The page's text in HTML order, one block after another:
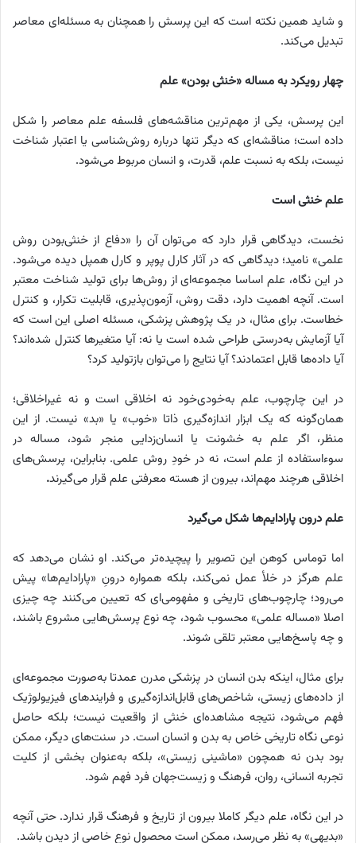
و شاید همین نکته است که این پرسش را همچنان به مسئله‌ای معاصر
تبدیل می‌کند.
چهار رویکرد به مساله «خنثی بودن» علم
این پرسش، یکی از مهم‌ترین مناقشه‌های فلسفه علم معاصر را شکل
داده است؛ مناقشه‌ای که دیگر تنها درباره روش‌شناسی یا اعتبار شناخت
نیست، بلکه به نسبت علم، قدرت، و انسان مربوط می‌شود.
علم خنثی است
نخست، دیدگاهی قرار دارد که می‌توان آن را «دفاع از خنثی‌بودن روش
علمی» نامید؛ دیدگاهی که در آثار کارل پوپر و کارل همپل دیده می‌شود.
در این نگاه، علم اساسا مجموعه‌ای از روش‌ها برای تولید شناخت معتبر
است. آنچه اهمیت دارد، دقت روش، آزمون‌پذیری، قابلیت تکرار، و کنترل
خطاست. برای مثال، در یک پژوهش پزشکی، مسئله اصلی این است که
آیا آزمایش به‌درستی طراحی شده است یا نه: آیا متغیرها کنترل شده‌اند؟
آیا داده‌ها قابل اعتمادند؟ آیا نتایج را می‌توان بازتولید کرد؟
در این چارچوب، علم به‌خودی‌خود نه اخلاقی است و نه غیراخلاقی؛
همان‌گونه که یک ابزار اندازه‌گیری ذاتا «خوب» یا «بد» نیست. از این
منظر، اگر علم به خشونت یا انسان‌زدایی منجر شود، مساله در
سوءاستفاده از علم است، نه در خودِ روش علمی. بنابراین، پرسش‌های
اخلاقی هرچند مهم‌اند، بیرون از هسته معرفتی علم قرار می‌گیرند.
علم درون پارادایم‌ها شکل می‌گیرد
اما توماس کوهن این تصویر را پیچیده‌تر می‌کند. او نشان می‌دهد که
علم هرگز در خلأ عمل نمی‌کند، بلکه همواره درونِ «پارادایم‌ها» پیش
می‌رود؛ چارچوب‌های تاریخی و مفهومی‌ای که تعیین می‌کنند چه چیزی
اصلا «مساله علمی» محسوب شود، چه نوع پرسش‌هایی مشروع باشند،
و چه پاسخ‌هایی معتبر تلقی شوند.
برای مثال، اینکه بدن انسان در پزشکی مدرن عمدتا به‌صورت مجموعه‌ای
از داده‌های زیستی، شاخص‌های قابل‌اندازه‌گیری و فرایندهای فیزیولوژیک
فهم می‌شود، نتیجه مشاهده‌ای خنثی از واقعیت نیست؛ بلکه حاصل
نوعی نگاه تاریخی خاص به بدن و انسان است. در سنت‌های دیگر، ممکن
بود بدن نه همچون «ماشینی زیستی»، بلکه به‌عنوان بخشی از کلیت
تجربه انسانی، روان، فرهنگ و زیست‌جهان فرد فهم شود.
در این نگاه، علم دیگر کاملا بیرون از تاریخ و فرهنگ قرار ندارد. حتی آنچه
«بدیهی» به نظر می‌رسد، ممکن است محصول نوع خاصی از دیدن باشد.